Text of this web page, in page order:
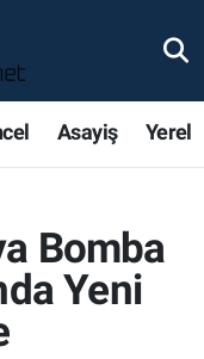
Asayiş Yerel
Bomba
Yeni